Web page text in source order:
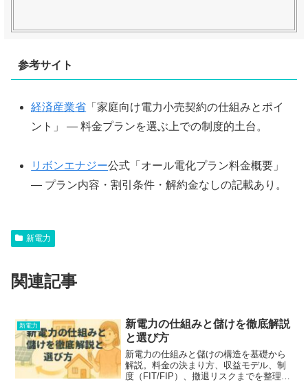
参考サイト
経済産業省 「家庭向け電力小売契約の仕組みとポイ
ント」 — 料金プランを選ぶ上での制度的土台。
リボンエナジー公式「オール電化プラン料金概要」
— プラン内容・割引条件・解約金なしの記載あり。
新電力
関連記事
新電力
新電力の仕組みと儲けを徹底解説
と選び方
新電力の仕組みと儲けの構造を基礎から
解説。料金の決まり方、収益モデル、制
度（FIT/FIP）、撤退リスクまでを整理。